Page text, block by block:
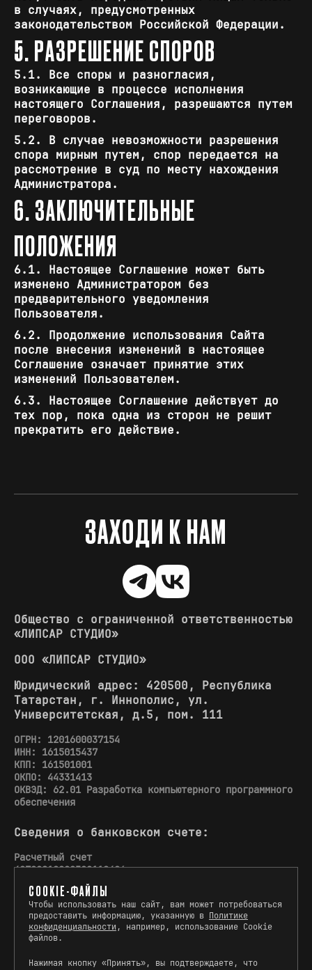
в случаях, предусмотренных
законодательством Российской Федерации.
5. РАЗРЕШЕНИЕ СПОРОВ
5.1. Все споры и разногласия,
возникающие в процессе исполнения
настоящего Соглашения, разрешаются путем
переговоров.
5.2. В случае невозможности разрешения
спора мирным путем, спор передается на
рассмотрение в суд по месту нахождения
Администратора.
6. ЗАКЛЮЧИТЕЛЬНЫЕ
ПОЛОЖЕНИЯ
6.1. Настоящее Соглашение может быть
изменено Администратором без
предварительного уведомления
Пользователя.
6.2. Продолжение использования Сайта
после внесения изменений в настоящее
Соглашение означает принятие этих
изменений Пользователем.
6.3. Настоящее Соглашение действует до
тех пор, пока одна из сторон не решит
прекратить его действие.
ЗАХОДИ К НАМ
Общество с ограниченной ответственностью
«ЛИПСАР СТУДИО»
ООО «ЛИПСАР СТУДИО»
Юридический адрес: 420500, Республика
Татарстан, г. Иннополис, ул.
Университетская, д.5, пом. 111
ОГРН: 1201600037154
ИНН: 1615015437
КПП: 161501001
ОКПО: 44331413
ОКВЭД: 62.01 Разработка компьютерного программного
обеспечения
Сведения о банковском счете:
Расчетный счет
40702810002500110426
Корреспондентский счет
30101810745374525104
Название банка ООО «Банк Точка»
БИК 044525104
COOKIE-ФАЙЛЫ
Чтобы использовать наш сайт, вам может потребоваться
предоставить информацию, указанную в Политике
конфиденциальности , например, использование Cookie
файлов.
Нажимая кнопку «Принять», вы подтверждаете, что